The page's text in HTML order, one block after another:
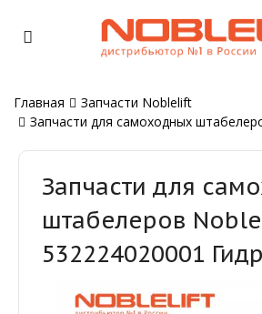
Главная
Запчасти Noblelift
Запчасти для самоходных
Запчасти для
штабелеров
532224020001